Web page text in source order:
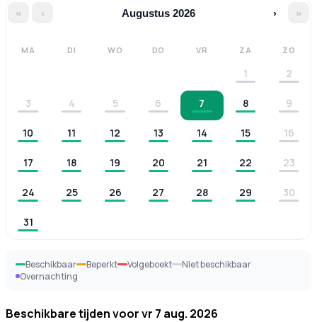
« ‹ Augustus 2026 › »
MA DI WO DO VR ZA ZO
1 2
3 4 5 6 7 8 9
10 11 12 13 14 15 16
17 18 19 20 21 22 23
24 25 26 27 28 29 30
31
Beschikbaar Beperkt Volgeboekt
Niet beschikbaar
Overnachting
Beschikbare tijden voorvr 7 aug. 2026